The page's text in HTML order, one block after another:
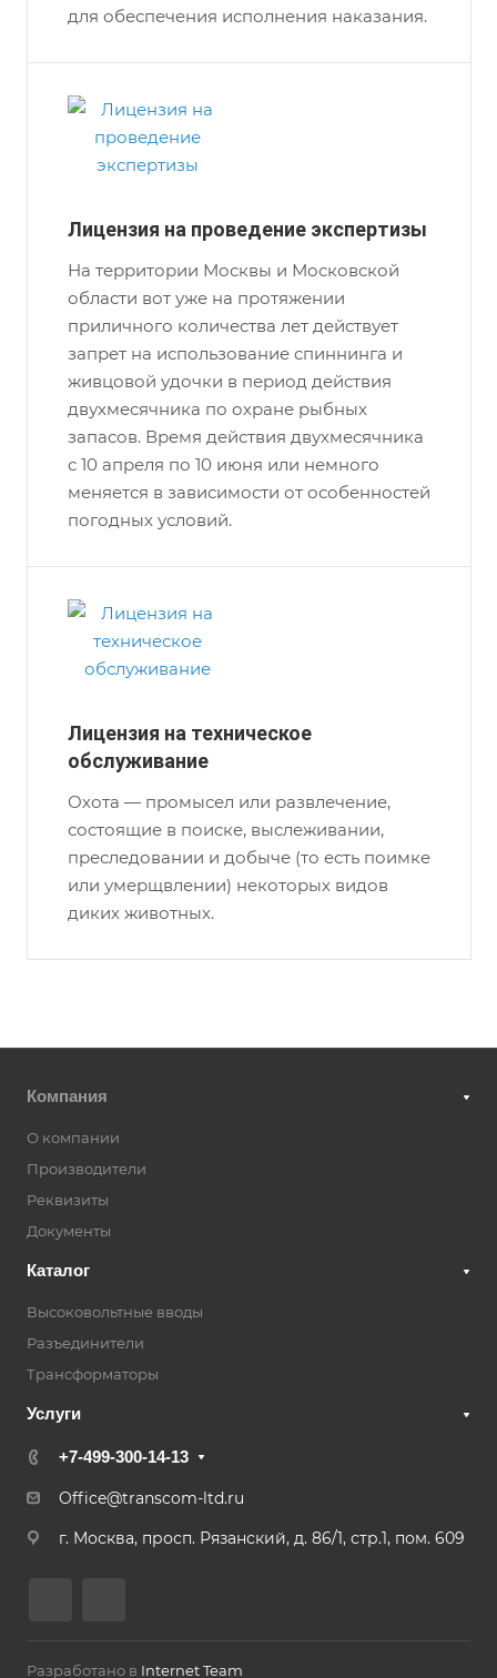
для обеспечения исполнения наказания.
Лицензия на проведение экспертизы
На территории Москвы и Московской
области вот уже на протяжении
приличного количества лет действует
запрет на использование спиннинга и
живцовой удочки в период действия
двухмесячника по охране рыбных
запасов. Время действия двухмесячника
с 10 апреля по 10 июня или немного
меняется в зависимости от особенностей
погодных условий.
Лицензия на техническое
обслуживание
Охота — промысел или развлечение,
состоящие в поиске, выслеживании,
преследовании и добыче (то есть поимке
или умерщвлении) некоторых видов
диких животных.
Компания
О компании
Производители
Реквизиты
Документы
Каталог
Высоковольтные вводы
Разъединители
Трансформаторы
Услуги
+7-499-300-14-13
Office@transcom-ltd.ru
г. Москва, просп. Рязанский, д. 86/1, стр.1, пом. 609
Разработано в Internet Team